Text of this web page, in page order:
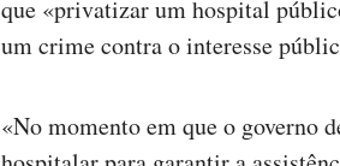
que «privatizar um hospital
um crime contra o interesse
«No momento em que o governo